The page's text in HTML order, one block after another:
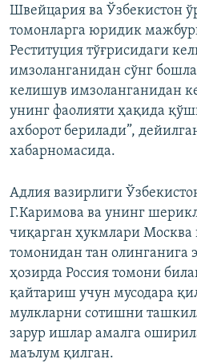
Швейцария ва Ўзбекистон
томонларга юридик
Реституция тўғрисидаги
имзоланганидан сўнг
келишув имзоланганидан
унинг фаолияти ҳақида
ахборот берилади”,
хабарномасида.
Адлия вазирлиги
Г.Каримова ва унинг
чиқарган ҳукмлари
томонидан тан олинганига
ҳозирда Россия томони
қайтариш учун мусодара
мулкларни сотишни
зарур ишлар амалга
маълум қилган.